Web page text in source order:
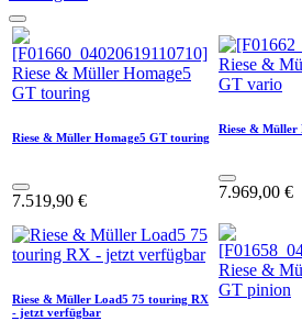
Riese & Müller Homage5 GT touring
7.519,90 €
Riese & Müller
7.969,00 €
Riese & Müller Load5 75 touring RX
- jetzt verfügbar